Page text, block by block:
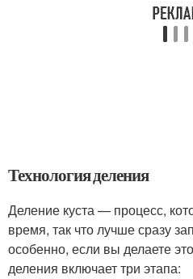
Технология деления
Деление куста — процесс,
время, так что лучше сразу
особенно, если вы делаете
деления включает три этапа: